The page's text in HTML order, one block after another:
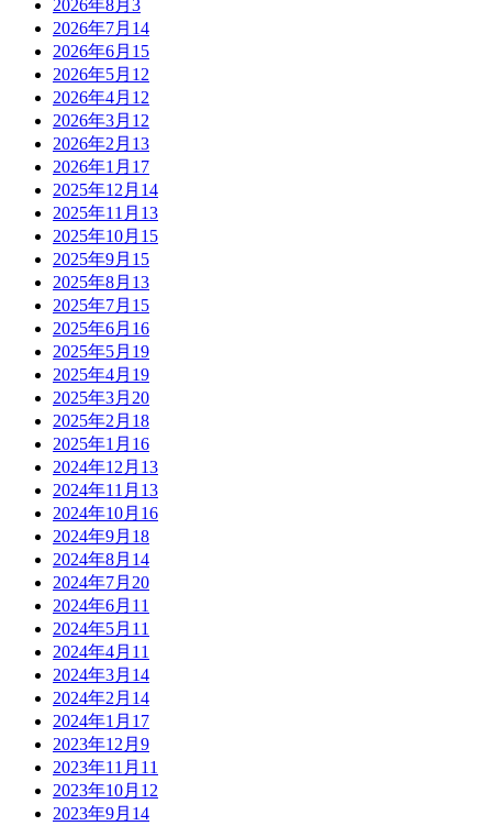
2026年8月 3
2026年7月 14
2026年6月 15
2026年5月 12
2026年4月 12
2026年3月 12
2026年2月 13
2026年1月 17
2025年12月 14
2025年11月 13
2025年10月 15
2025年9月 15
2025年8月 13
2025年7月 15
2025年6月 16
2025年5月 19
2025年4月 19
2025年3月 20
2025年2月 18
2025年1月 16
2024年12月 13
2024年11月 13
2024年10月 16
2024年9月 18
2024年8月 14
2024年7月 20
2024年6月 11
2024年5月 11
2024年4月 11
2024年3月 14
2024年2月 14
2024年1月 17
2023年12月 9
2023年11月 11
2023年10月 12
2023年9月 14